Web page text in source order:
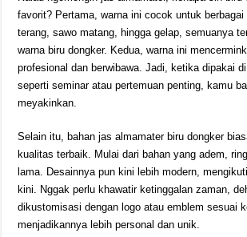
favorit? Pertama, warna ini cocok untuk
terang, sawo matang, hingga gelap, semuanya
warna biru dongker. Kedua, warna ini
profesional dan berwibawa. Jadi, ketika dipakai
seperti seminar atau pertemuan penting, kamu
meyakinkan.
Selain itu, bahan jas almamater biru dongker
kualitas terbaik. Mulai dari bahan yang adem,
lama. Desainnya pun kini lebih modern,
kini. Nggak perlu khawatir ketinggalan zaman,
dikustomisasi dengan logo atau emblem sesuai
menjadikannya lebih personal dan unik.